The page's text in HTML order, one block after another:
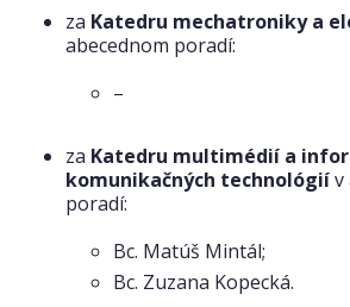
za Katedru mechatroniky a
abecednom poradí:
–
za Katedru multimédií a
komunikačných technológiív
poradí:
Bc. Matúš Mintál;
Bc. Zuzana Kopecká.